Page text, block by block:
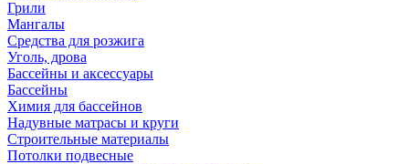
Грили
Мангалы
Средства для розжига
Уголь, дрова
Бассейны и аксессуары
Бассейны
Химия для бассейнов
Надувные матрасы и круги
Строительные материалы
Потолки подвесные